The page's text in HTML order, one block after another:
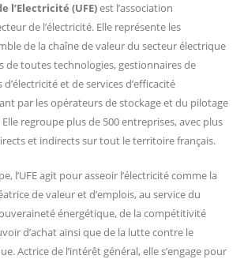
l’Electricité (UFE)est l’association
de l’électricité. Elle représente les
de la chaîne de valeur du secteur électrique
de toutes technologies, gestionnaires de
et de services d’efficacité
par les opérateurs de stockage et du pilotage
regroupe plus de 500 entreprises, avec plus
et indirects sur tout le territoire français.
l’UFE agit pour asseoir l’électricité comme la
de valeur et d’emplois, au service du
énergétique, de la compétitivité
d’achat ainsi que de la lutte contre le
Actrice de l’intérêt général, elle s’engage pour